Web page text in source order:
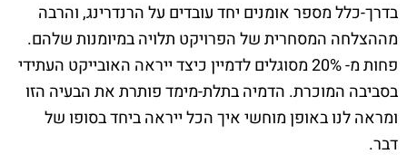
בדרך-כלל מספר אומנים יחד עובדים על הרנדרינג, והרבה
מההצלחה המסחרית של הפרויקט תלויה במיומנות שלהם.
פחות מ- 20% מסוגלים לדמיין כיצד ייראה האובייקט העתידי
בסביבה המוכרת. הדמיה בתלת-מימד פותרת את הבעיה הזו
ומראה לנו באופן מוחשי איך הכל ייראה ביחד בסופו של
דבר.